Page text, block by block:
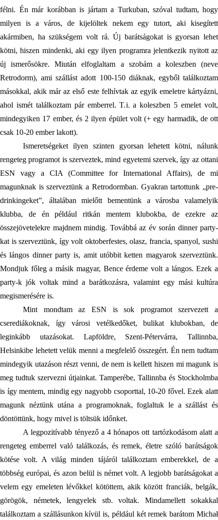
félni. Én már korábban is jártam a Turkuban, szóval tudtam, hogy
milyen is a város, de kijelöltek nekem egy tutort, aki kisegített
akármiben, ha szükségem volt rá. Új barátságokat is gyorsan lehet
kötni, hiszen mindenki, aki egy ilyen programra jelentkezik nyitott az
új ismerősökre. Miután elfoglaltam a szobám a koleszben (neve
Retrodorm), ami szállást adott 100-150 diáknak, egyből találkoztam
másokkal, akik már az első este felhívtak az egyik emeletre kártyázni,
ahol ismét találkoztam pár emberrel. T.i. a koleszben 5 emelet volt,
mindegyiken 17 ember, és 2 ilyen épület volt (+ egy harmadik, de ott
csak 10-20 ember lakott).
Ismeretségeket ilyen szinten gyorsan lehetett kötni, nálunk
rengeteg programot is szerveztek, mind egyetemi szervek, így az ottani
ESN vagy a CIA (Committee for International Affairs), de mi
magunknak is szerveztünk a Retrodormban. Gyakran tartottunk „pre-
drinkingeket”, általában mielőtt bementünk a városba valamelyik
klubba, de én például ritkán mentem klubokba, de ezekre az
összejövetelekre majdnem mindig. Továbbá az év során dinner party-
kat is szerveztünk, így volt oktoberfestes, olasz, francia, spanyol, sushi
és lángos dinner party is, amit utóbbit ketten magyarok szerveztünk.
Mondjuk főleg a másik magyar, Bence érdeme volt a lángos. Ezek a
party-k jók voltak mind a barátkozásra, valamint egy mási kultúra
megismerésére is.
Mint mondtam az ESN is sok programot szervezett a
cserediákoknak, így városi vetélkedőket, bulikat klubokban, de
leginkább utazásokat. Lapföldre, Szent-Pétervárra, Tallinnba,
Helsinkibe lehetett velük menni a megfelelő összegért. Én nem tudtam
mindegyik utazáson részt venni, de nem is kellett hiszen mi magunk is
meg tudtuk szervezni útjainkat. Tamperébe, Tallinnba és Stockholmba
is így mentem, mindig egy nagyobb csoporttal, 10-20 fővel. Ezek alatt
magunk néztünk utána a programoknak, foglaltuk le a szállást és
döntöttünk, hogy mivel is töltsük időnket.
A legpozitívabb tényező a 4 hónapos ott tartózkodásom alatt a
rengeteg emberrel való találkozás, és remek, életre szóló barátságok
kötése volt. A világ minden tájáról találkoztam emberekkel, de a
többség európai, és azon belül is német volt. A legjobb barátságokat a
velem egy emeleten lévőkkel kötöttem, akik között franciák, belgák,
görögök, németek, lengyelek stb. voltak. Mindamellett sokakkal
találkoztam a szállásunkon kívül is, például két remek barátom Michał